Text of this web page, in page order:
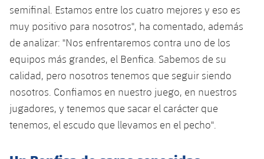
semifinal. Estamos entre los cuatro mejores y eso es
muy positivo para nosotros", ha comentado, además
de analizar: "Nos enfrentaremos contra uno de los
equipos más grandes, el Benfica. Sabemos de su
calidad, pero nosotros tenemos que seguir siendo
nosotros. Confiamos en nuestro juego, en nuestros
jugadores, y tenemos que sacar el carácter que
tenemos, el escudo que llevamos en el pecho".